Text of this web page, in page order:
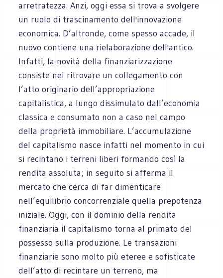
arretratezza. Anzi, oggi essa si trova a svolgere
un ruolo di trascinamento dell'innovazione
economica. D’altronde, come spesso accade, il
nuovo contiene una rielaborazione dell'antico.
Infatti, la novità della finanziarizzazione
consiste nel ritrovare un collegamento con
l’atto originario dell’appropriazione
capitalistica, a lungo dissimulato dall’economia
classica e consumato non a caso nel campo
della proprietà immobiliare. L’accumulazione
del capitalismo nasce infatti nel momento in cui
si recintano i terreni liberi formando così la
rendita assoluta; in seguito si afferma il
mercato che cerca di far dimenticare
nell’equilibrio concorrenziale quella prepotenza
iniziale. Oggi, con il dominio della rendita
finanziaria il capitalismo torna al primato del
possesso sulla produzione. Le transazioni
finanziarie sono molto più eteree e sofisticate
dell’atto di recintare un terreno, ma